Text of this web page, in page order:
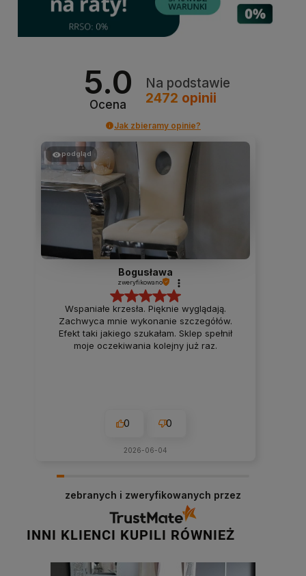
5.0
Ocena
Na podstawie
2472 opinii
Jak zbieramy opinie?
podgląd
Bogusława
zweryfikowano
Wspaniałe krzesła. Pięknie wyglądają.
Zachwyca mnie wykonanie szczegółów.
Efekt taki jakiego szukałam. Sklep spełnił
moje oczekiwania kolejny już raz.
0 0
2026-06-04
zebranych i zweryfikowanych przez
INNI KLIENCI KUPILI RÓWNIEŻ